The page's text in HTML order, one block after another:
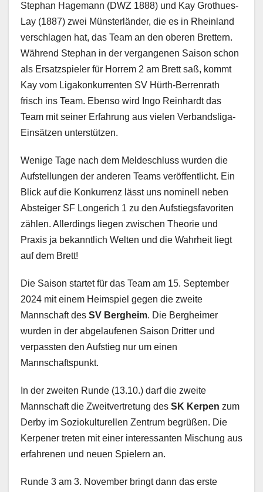
Stephan Hagemann (DWZ 1888) und Kay Grothues-
Lay (1887) zwei Münsterländer, die es in Rheinland
verschlagen hat, das Team an den oberen Brettern.
Während Stephan in der vergangenen Saison schon
als Ersatzspieler für Horrem 2 am Brett saß, kommt
Kay vom Ligakonkurrenten SV Hürth-Berrenrath
frisch ins Team. Ebenso wird Ingo Reinhardt das
Team mit seiner Erfahrung aus vielen Verbandsliga-
Einsätzen unterstützen.
Wenige Tage nach dem Meldeschluss wurden die
Aufstellungen der anderen Teams veröffentlicht. Ein
Blick auf die Konkurrenz lässt uns nominell neben
Absteiger SF Longerich 1 zu den Aufstiegsfavoriten
zählen. Allerdings liegen zwischen Theorie und
Praxis ja bekanntlich Welten und die Wahrheit liegt
auf dem Brett!
Die Saison startet für das Team am 15. September
2024 mit einem Heimspiel gegen die zweite
Mannschaft des SV Bergheim. Die Bergheimer
wurden in der abgelaufenen Saison Dritter und
verpassten den Aufstieg nur um einen
Mannschaftspunkt.
In der zweiten Runde (13.10.) darf die zweite
Mannschaft die Zweitvertretung des SK Kerpen zum
Derby im Soziokulturellen Zentrum begrüßen. Die
Kerpener treten mit einer interessanten Mischung aus
erfahrenen und neuen Spielern an.
Runde 3 am 3. November bringt dann das erste